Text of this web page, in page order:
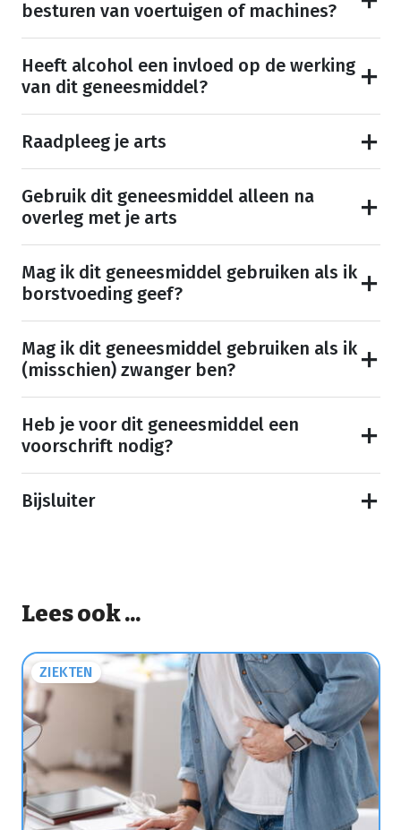
besturen van voertuigen of machines?
Heeft alcohol een invloed op de werking
van dit geneesmiddel?
Raadpleeg je arts
Gebruik dit geneesmiddel alleen na
overleg met je arts
Mag ik dit geneesmiddel gebruiken als ik
borstvoeding geef?
Mag ik dit geneesmiddel gebruiken als ik
(misschien) zwanger ben?
Heb je voor dit geneesmiddel een
voorschrift nodig?
Bijsluiter
Lees ook ...
ZIEKTEN